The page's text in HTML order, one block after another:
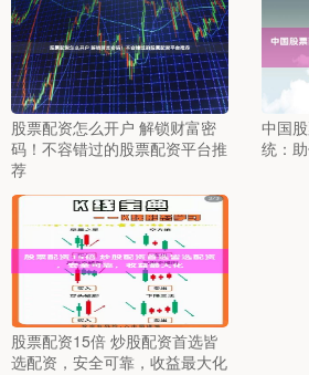
股票配资怎么开户 解锁财富密
码！不容错过的股票配资平台推
荐
中国
统：
股票配资15倍 炒股配资首选皆
选配资，安全可靠，收益最大化